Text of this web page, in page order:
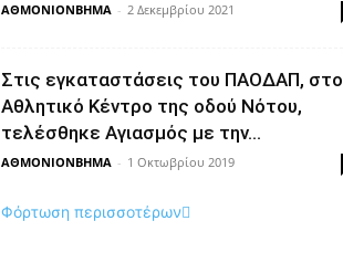
ΑΘΜΟΝΙΟΝΒΗΜΑ - 2 Δεκεμβρίου 2021
Στις εγκαταστάσεις του ΠΑΟΔΑΠ, στο
Αθλητικό Κέντρο της οδού Νότου,
τελέσθηκε Αγιασμός με την...
ΑΘΜΟΝΙΟΝΒΗΜΑ - 1 Οκτωβρίου 2019
Φόρτωση περισσοτέρων